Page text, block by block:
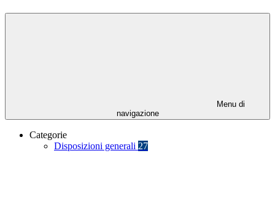
Menu di
navigazione
Categorie
Disposizioni generali 27